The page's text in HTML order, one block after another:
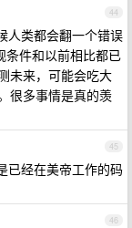
44
人类都会翻一个错误
条件和以前相比都已
未来，可能会吃大
很多事情是真的羡
45
已经在美帝工作的码
46